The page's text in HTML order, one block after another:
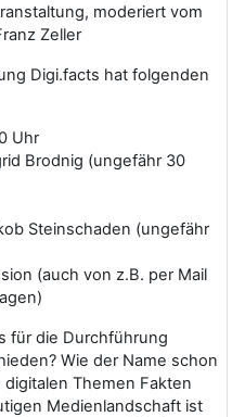
moderiert vom
Zeller
Digi.facts hat folgenden
Uhr
Brodnig (ungefähr 30
Steinschaden (ungefähr
(auch von z.B. per Mail
für die Durchführung
Wie der Name schon
Themen Fakten
Medienlandschaft ist